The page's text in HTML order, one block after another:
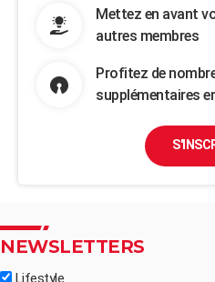
Mettez en avant
autres membres
Profitez de
supplémentaires
NEWSLETTERS
Lifestyle